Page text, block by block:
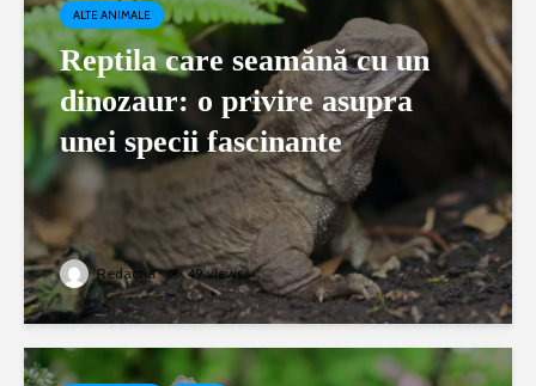
ALTE ANIMALE
Reptila care seamănă cu un
dinozaur: o privire asupra
unei specii fascinante
Redacția 49 views